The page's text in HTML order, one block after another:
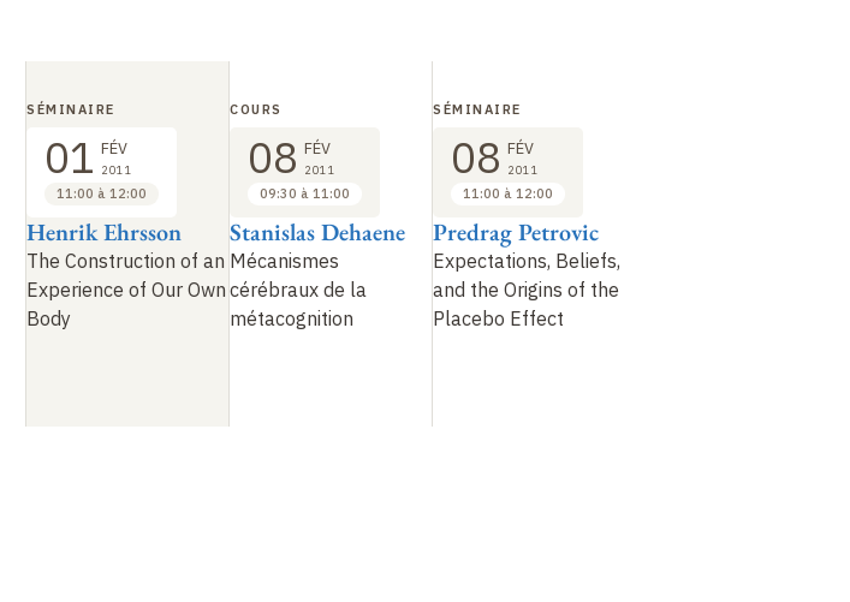
The Construction of an
Experience of Our Own
Body
Henrik Ehrsson
SÉMINAIRE
01 FÉV
2011
11:00 à 12:00
Mécanismes
cérébraux de la
métacognition
Stanislas Dehaene
COURS
08 FÉV
2011
09:30 à 11:00
Expectations, Beliefs,
and the Origins of the
Placebo Effect
Predrag Petrovic
SÉMINAIRE
08 FÉV
2011
11:00 à 12:00